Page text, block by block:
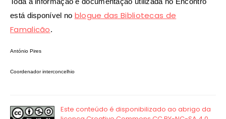
está disponível no blogue das Bibliotecas de
Famalicão.
António Pires
Coordenador interconcelhio